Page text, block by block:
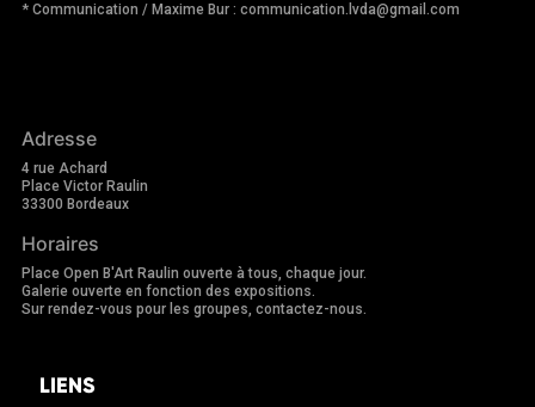
* Communication / Maxime Bur : communication.lvda@gmail.com
Adresse
4 rue Achard
Place Victor Raulin
33300 Bordeaux
Horaires
Place Open B'Art Raulin ouverte à tous, chaque jour.
Galerie ouverte en fonction des expositions.
Sur rendez-vous pour les groupes, contactez-nous.
LIENS